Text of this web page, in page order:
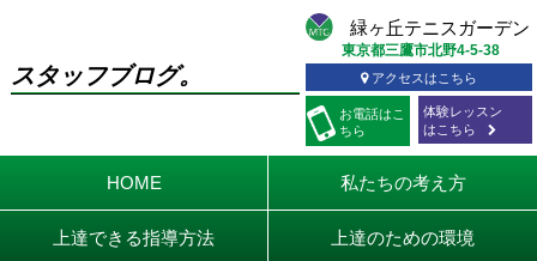
スタッフブログ。
お電話はこ
ちら
東京都三鷹市北野4-5-38
アクセスはこちら
体験レッスン
はこちら
HOME 私たちの考え方
上達できる指導方法 上達のための環境